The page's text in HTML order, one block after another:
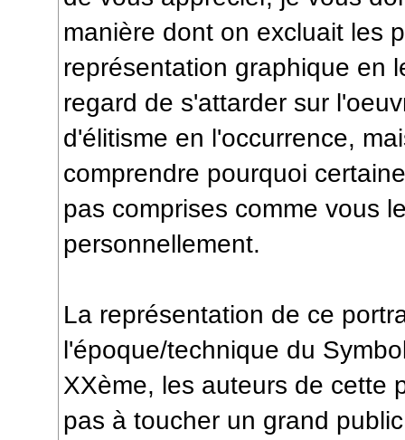
manière dont on excluait les
représentation graphique en
regard de s'attarder sur
d'élitisme en l'occurrence,
comprendre pourquoi
pas comprises comme vous
personnellement.
La représentation de ce
l'époque/technique du
XXème, les auteurs de cette
pas à toucher un grand